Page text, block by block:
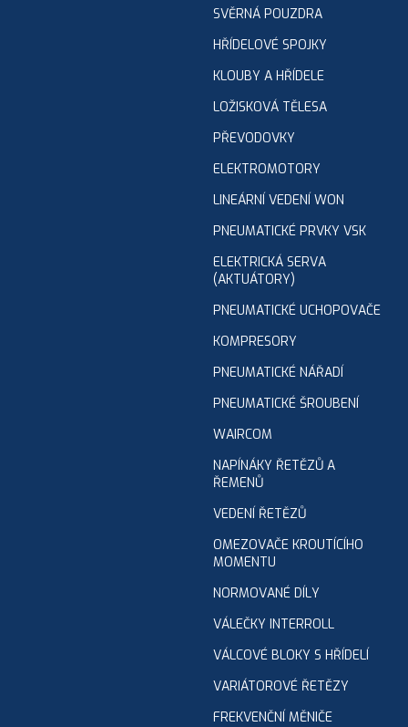
SVĚRNÁ POUZDRA
HŘÍDELOVÉ SPOJKY
KLOUBY A HŘÍDELE
LOŽISKOVÁ TĚLESA
PŘEVODOVKY
ELEKTROMOTORY
LINEÁRNÍ VEDENÍ WON
PNEUMATICKÉ PRVKY VSK
ELEKTRICKÁ SERVA
(AKTUÁTORY)
PNEUMATICKÉ UCHOPOVAČE
KOMPRESORY
PNEUMATICKÉ NÁŘADÍ
PNEUMATICKÉ ŠROUBENÍ
WAIRCOM
NAPÍNÁKY ŘETĚZŮ A
ŘEMENŮ
VEDENÍ ŘETĚZŮ
OMEZOVAČE KROUTÍCÍHO
MOMENTU
NORMOVANÉ DÍLY
VÁLEČKY INTERROLL
VÁLCOVÉ BLOKY S HŘÍDELÍ
VARIÁTOROVÉ ŘETĚZY
FREKVENČNÍ MĚNIČE